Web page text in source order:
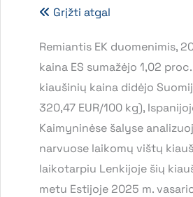
Grįžti atgal
Remiantis EK duomenimis,
kaina ES sumažėjo 1,02
kiaušinių kaina didėjo
320,47 EUR/100 kg),
Kaimyninėse šalyse
narvuose laikomų vištų
laikotarpiu Lenkijoje šių
metu Estijoje 2025 m.